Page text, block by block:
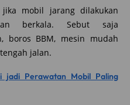
mobil jarang dilakukan
berkala. Sebut saja
boros BBM, mesin mudah
jalan.
jadi Perawatan Mobil Paling